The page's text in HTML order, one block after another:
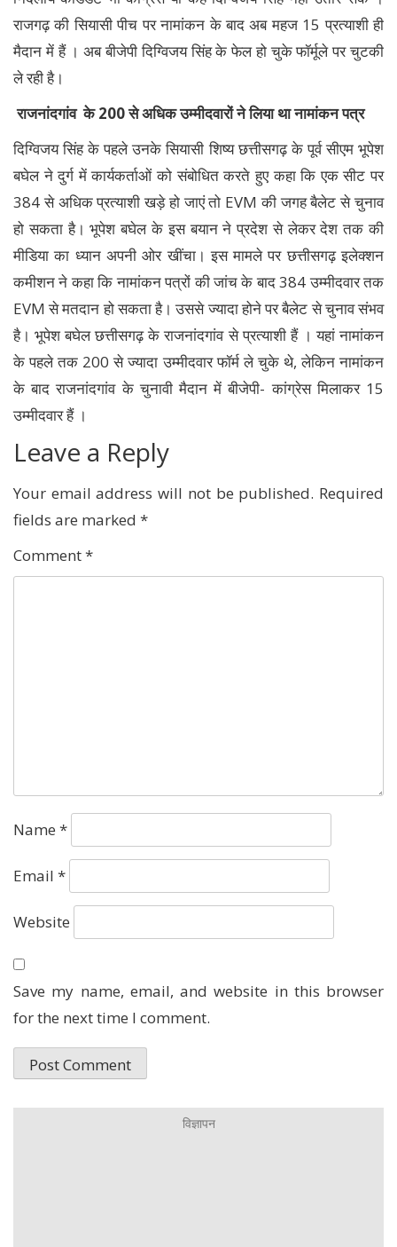
राजगढ़ की सियासी पीच पर नामांकन के बाद अब महज 15 प्रत्याशी ही
मैदान में हैं । अब बीजेपी दिग्विजय सिंह के फेल हो चुके फॉर्मूले पर चुटकी
ले रही है।
राजनांदगांव के 200 से अधिक उम्मीदवारों ने लिया था नामांकन पत्र
दिग्विजय सिंह के पहले उनके सियासी शिष्य छत्तीसगढ़ के पूर्व सीएम भूपेश
बघेल ने दुर्ग में कार्यकर्ताओं को संबोधित करते हुए कहा कि एक सीट पर
384 से अधिक प्रत्याशी खड़े हो जाएं तो EVM की जगह बैलेट से चुनाव
हो सकता है। भूपेश बघेल के इस बयान ने प्रदेश से लेकर देश तक की
मीडिया का ध्यान अपनी ओर खींचा। इस मामले पर छत्तीसगढ़ इलेक्शन
कमीशन ने कहा कि नामांकन पत्रों की जांच के बाद 384 उम्मीदवार तक
EVM से मतदान हो सकता है। उससे ज्यादा होने पर बैलेट से चुनाव संभव
है। भूपेश बघेल छत्तीसगढ़ के राजनांदगांव से प्रत्याशी हैं । यहां नामांकन
के पहले तक 200 से ज्यादा उम्मीदवार फॉर्म ले चुके थे, लेकिन नामांकन
के बाद राजनांदगांव के चुनावी मैदान में बीजेपी- कांग्रेस मिलाकर 15
उम्मीदवार हैं ।
Leave a Reply
Your email address will not be published. Required
fields are marked *
Comment*
Name *
Email *
Website
Save my name, email, and website in this browser
for the next time I comment.